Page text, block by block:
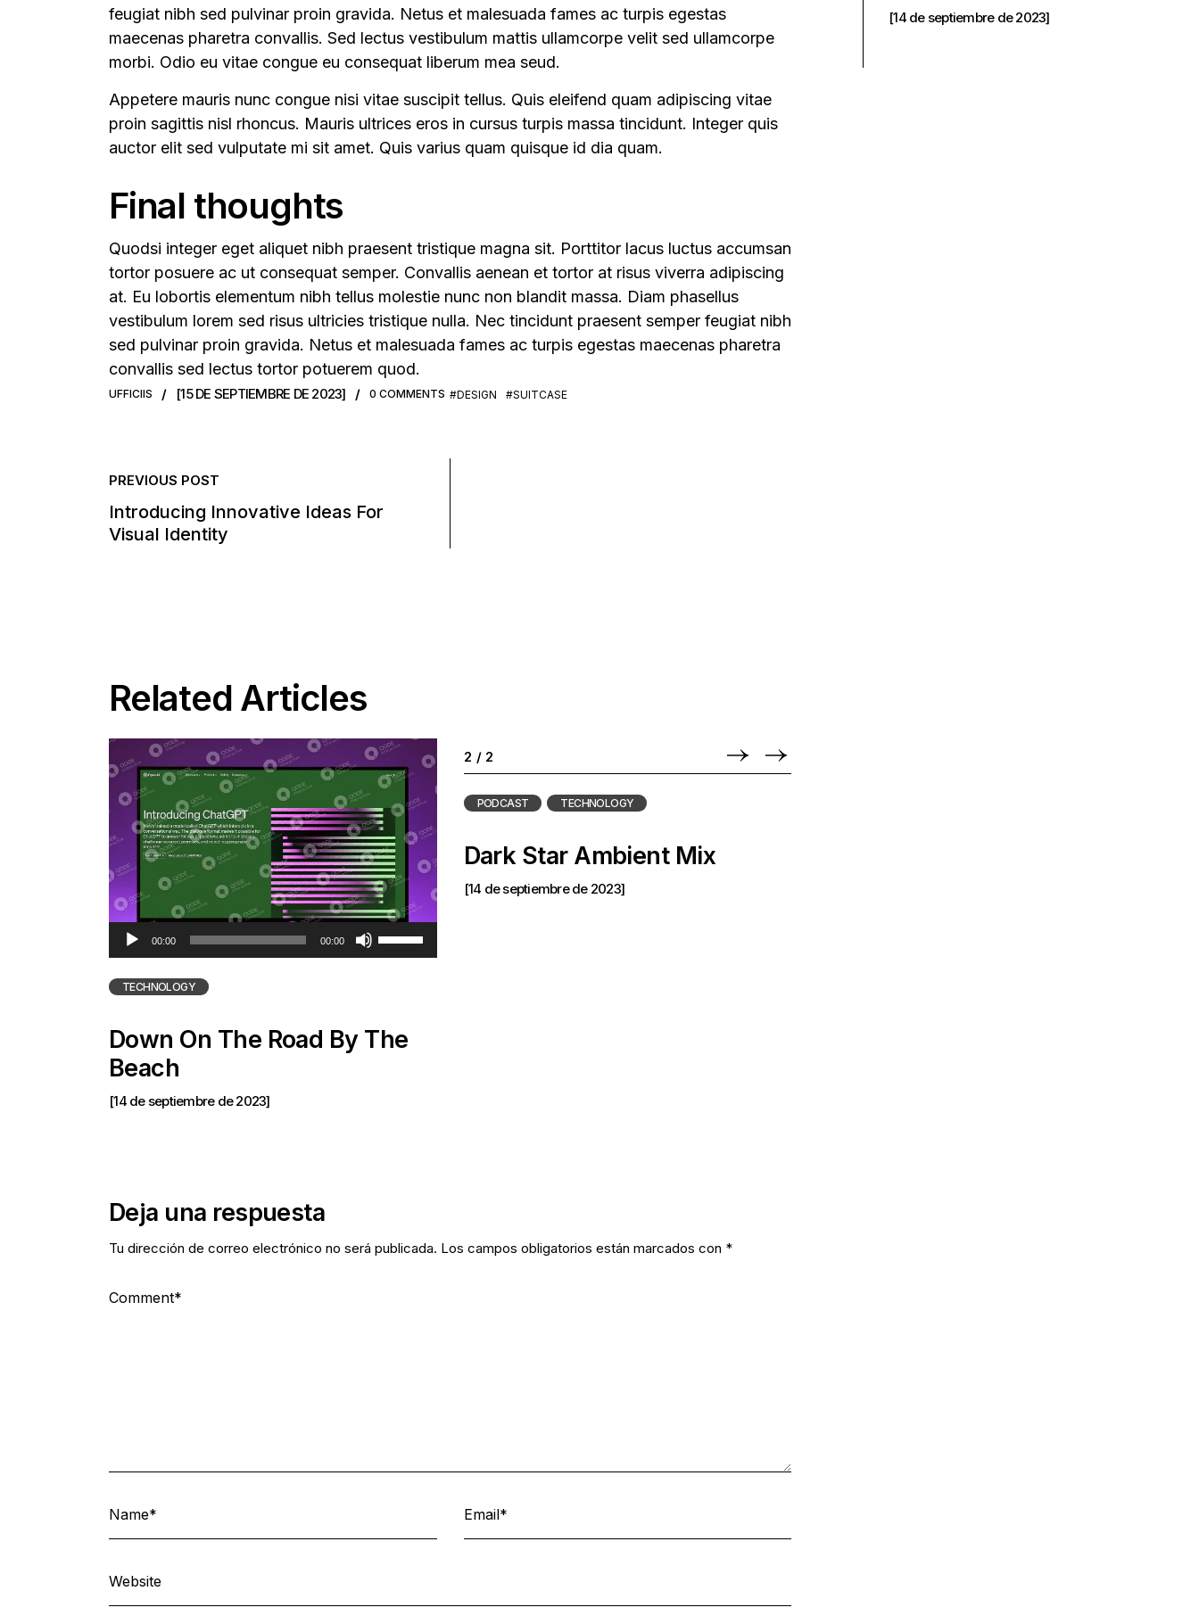
feugiat nibh sed pulvinar proin gravida. Netus et malesuada fames ac turpis egestas
maecenas pharetra convallis. Sed lectus vestibulum mattis ullamcorpe velit sed ullamcorpe
morbi. Odio eu vitae congue eu consequat liberum mea seud.
Appetere mauris nunc congue nisi vitae suscipit tellus. Quis eleifend quam adipiscing vitae
proin sagittis nisl rhoncus. Mauris ultrices eros in cursus turpis massa tincidunt. Integer quis
auctor elit sed vulputate mi sit amet. Quis varius quam quisque id dia quam.
Final thoughts
Quodsi integer eget aliquet nibh praesent tristique magna sit. Porttitor lacus luctus accumsan
tortor posuere ac ut consequat semper. Convallis aenean et tortor at risus viverra adipiscing
at. Eu lobortis elementum nibh tellus molestie nunc non blandit massa. Diam phasellus
vestibulum lorem sed risus ultricies tristique nulla. Nec tincidunt praesent semper feugiat nibh
sed pulvinar proin gravida. Netus et malesuada fames ac turpis egestas maecenas pharetra
convallis sed lectus tortor potuerem quod.
UFFICIIS [15 DE SEPTIEMBRE DE 2023] 0 COMMENTS #DESIGN #SUITCASE
PREVIOUS POST
Introducing Innovative Ideas For
Visual Identity
Related Articles
Reproductor
de
audio
00:00 00:00
Utiliza
las
flecha
arriba/abajo
TECHNOLOGY
Down On The Road By The
Beach
[14 de septiembre de 2023]
2 / 2
PODCAST TECHNOLOGY
Dark Star Ambient Mix
[14 de septiembre de 2023]
Deja una respuesta
Tu dirección de correo electrónico no será publicada. Los campos obligatorios están marcados con *
[14 de septiembre de 2023]